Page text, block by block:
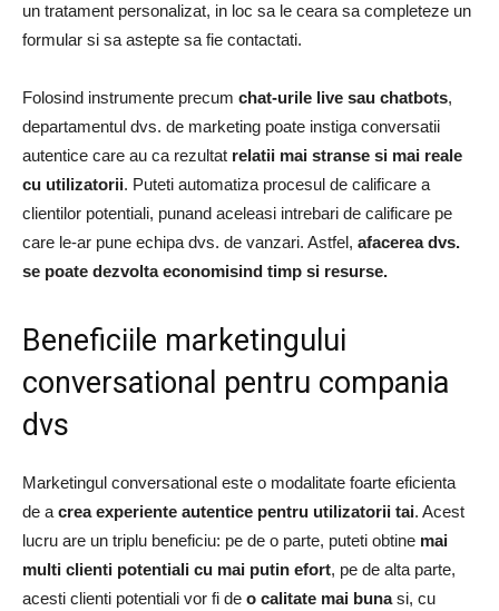
un tratament personalizat, in loc sa le ceara sa completeze un
formular si sa astepte sa fie contactati.
Folosind instrumente precum chat-urile live sau chatbots,
departamentul dvs. de marketing poate instiga conversatii
autentice care au ca rezultat relatii mai stranse si mai reale
cu utilizatorii. Puteti automatiza procesul de calificare a
clientilor potentiali, punand aceleasi intrebari de calificare pe
care le-ar pune echipa dvs. de vanzari. Astfel, afacerea dvs.
se poate dezvolta economisind timp si resurse.
Beneficiile marketingului
conversational pentru compania
dvs
Marketingul conversational este o modalitate foarte eficienta
de a crea experiente autentice pentru utilizatorii tai. Acest
lucru are un triplu beneficiu: pe de o parte, puteti obtine mai
multi clienti potentiali cu mai putin efort, pe de alta parte,
acesti clienti potentiali vor fi de o calitate mai bunasi, cu